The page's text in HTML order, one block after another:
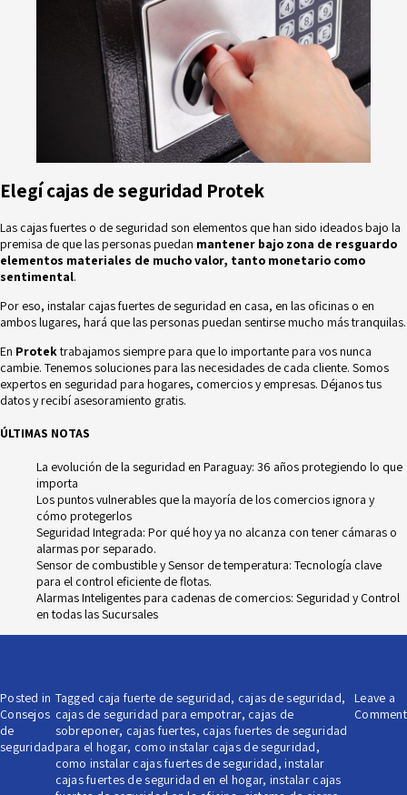
Elegí cajas de seguridad Protek
Las cajas fuertes o de seguridad son elementos que han sido ideados bajo la
premisa de que las personas puedan mantener bajo zona de resguardo
elementos materiales de mucho valor, tanto monetario como
sentimental.
Por eso, instalar cajas fuertes de seguridad en casa, en las oficinas o en
ambos lugares, hará que las personas puedan sentirse mucho más tranquilas.
En Protektrabajamos siempre para que lo importante para vos nunca
cambie. Tenemos soluciones para las necesidades de cada cliente. Somos
expertos en seguridad para hogares, comercios y empresas. Déjanos tus
datosy recibí asesoramiento gratis.
ÚLTIMAS NOTAS
La evolución de la seguridad en Paraguay: 36 años protegiendo lo que
importa
Los puntos vulnerables que la mayoría de los comercios ignora y
cómo protegerlos
Seguridad Integrada: Por qué hoy ya no alcanza con tener cámaras o
alarmas por separado.
Sensor de combustible y Sensor de temperatura: Tecnología clave
para el control eficiente de flotas.
Alarmas Inteligentes para cadenas de comercios: Seguridad y Control
en todas las Sucursales
Posted in
Consejos
de
seguridad
Tagged caja fuerte de seguridad, cajas de seguridad,
cajas de seguridad para empotrar, cajas de
sobreponer, cajas fuertes, cajas fuertes de seguridad
para el hogar, como instalar cajas de seguridad,
como instalar cajas fuertes de seguridad,instalar
cajas fuertes de seguridad en el hogar, instalar cajas
Leave a
Comment